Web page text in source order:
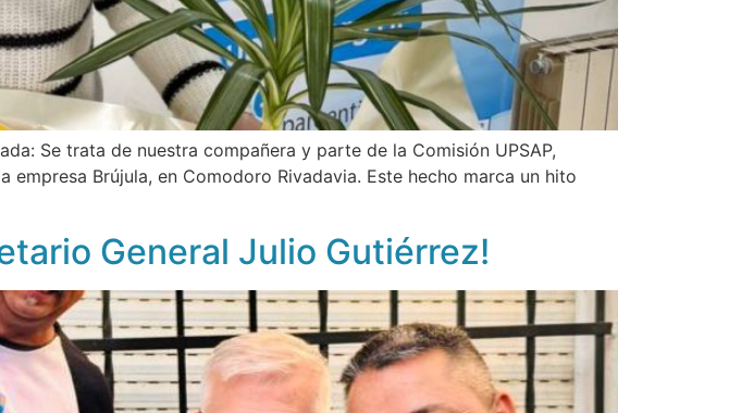
Se trata de nuestra compañera y parte de la Comisión UPSAP,
Brújula, en Comodoro Rivadavia. Este hecho marca un hito
General Julio Gutiérrez!